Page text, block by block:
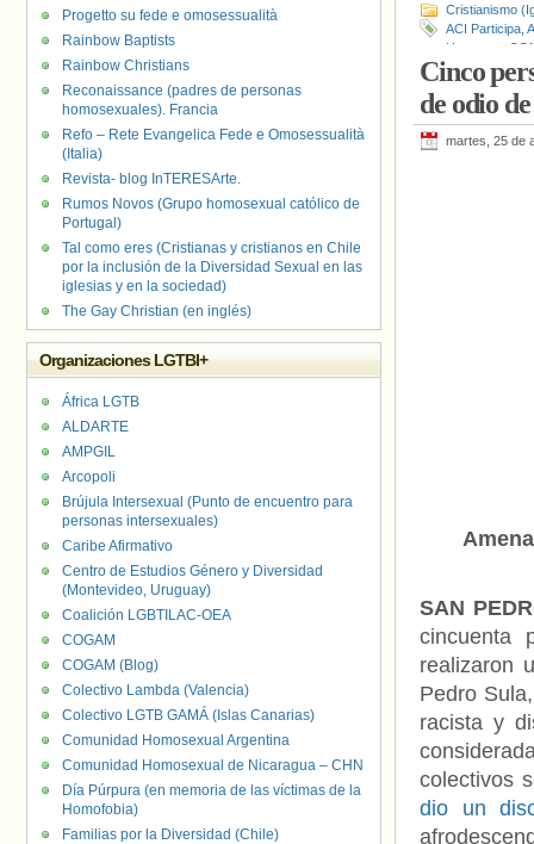
Cristianismo
ACI Participa
Humanos
Conjunto,
Maldonado,
del Alto
Reportar sin
Cinco
de odio
martes, 25 de
SAN
cincuenta
realizaron
Pedro
racista y
colectivos
dio un
Progetto su fede e omosessualità
Rainbow Baptists
Rainbow Christians
Reconaissance (padres de personas
homosexuales). Francia
Refo – Rete Evangelica Fede e Omosessualità
(Italia)
Revista- blog InTERESArte.
Rumos Novos (Grupo homosexual católico de
Portugal)
Tal como eres (Cristianas y cristianos en Chile
por la inclusión de la Diversidad Sexual en las
iglesias y en la sociedad)
The Gay Christian (en inglés)
Organizaciones LGTBI+
África LGTB
ALDARTE
AMPGIL
Arcopoli
Brújula Intersexual (Punto de encuentro para
personas intersexuales)
Caribe Afirmativo
Centro de Estudios Género y Diversidad
(Montevideo, Uruguay)
Coalición LGBTILAC-OEA
COGAM
COGAM (Blog)
Colectivo Lambda (Valencia)
Colectivo LGTB GAMÁ (Islas Canarias)
Comunidad Homosexual Argentina
Comunidad Homosexual de Nicaragua – CHN
Día Púrpura (en memoria de las víctimas de la
Homofobia)
Familias por la Diversidad (Chile)